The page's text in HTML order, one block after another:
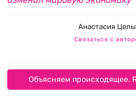
Анастасия
Связаться с
Объясняем происходящее.